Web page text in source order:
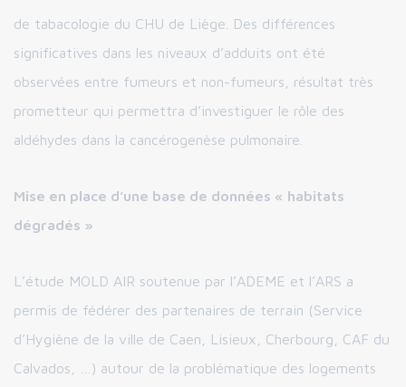
de tabacologie du CHU de Liège. Des différences
significatives dans les niveaux d’adduits ont été
observées entre fumeurs et non-fumeurs, résultat très
prometteur qui permettra d’investiguer le rôle des
aldéhydes dans la cancérogenèse pulmonaire.
Mise en place d’une base de données « habitats
dégradés »
L’étude MOLD AIR soutenue par l’ADEME et l’ARS a
permis de fédérer des partenaires de terrain (Service
d’Hygiène de la ville de Caen, Lisieux, Cherbourg, CAF du
Calvados, …) autour de la problématique des logements